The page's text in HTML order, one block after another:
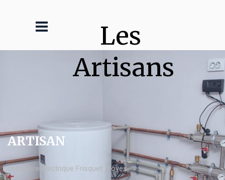
Les
Artisans
ARTISAN
chaudière électrique Frisquet Troyes